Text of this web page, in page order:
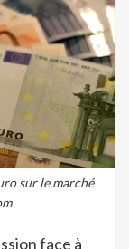
sur le marché
face à